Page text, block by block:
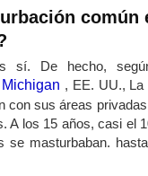
común
sí. De hecho,
, EE. UU.,
con sus áreas
A los 15 años, casi el
se masturbaban.